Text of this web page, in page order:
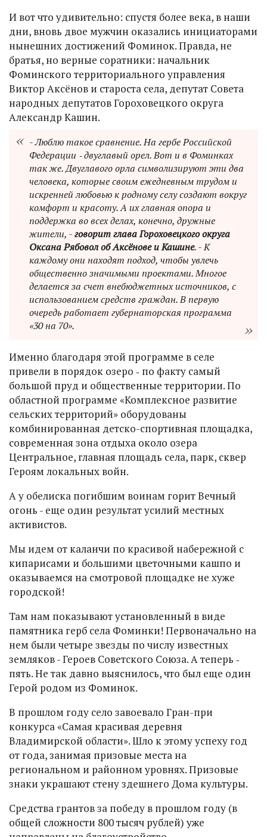
И вот что удивительно: спустя более века, в наши
дни, вновь двое мужчин оказались инициаторами
нынешних достижений Фоминок. Правда, не
братья, но верные соратники: начальник
Фоминского территориального управления
Виктор Аксёнов и староста села, депутат Совета
народных депутатов Гороховецкого округа
Александр Кашин.
- Люблю такое сравнение. На гербе Российской
Федерации ‑ двуглавый орел. Вот и в Фоминках
так же. Двуглавого орла символизируют эти два
человека, которые своим ежедневным трудом и
искренней любовью к родному селу создают вокруг
комфорт и красоту. А их главная опора и
поддержка во всех делах, конечно, дружные
жители, -говорит глава Гороховецкого округа
Оксана Рябовол об Аксёнове и Кашине. - К
каждому они находят подход, чтобы увлечь
общественно значимыми проектами. Многое
делается за счет внебюджетных источников, с
использованием средств граждан. В первую
очередь работает губернаторская программа
«30 на 70».
Именно благодаря этой программе в селе
привели в порядок озеро ‑ по факту самый
большой пруд и общественные территории. По
областной программе «Комплексное развитие
сельских территорий» оборудованы
комбинированная детско-спортивная площадка,
современная зона отдыха около озера
Центральное, главная площадь села, парк, сквер
Героям локальных войн.
А у обелиска погибшим воинам горит Вечный
огонь - еще один результат усилий местных
активистов.
Мы идем от каланчи по красивой набережной с
кипарисами и большими цветочными кашпо и
оказываемся на смотровой площадке не хуже
городской!
Там нам показывают установленный в виде
памятника герб села Фоминки! Первоначально на
нем были четыре звезды по числу известных
земляков - Героев Советского Союза. А теперь ‑
пять. Не так давно выяснилось, что был еще один
Герой родом из Фоминок.
В прошлом году село завоевало Гран-при
конкурса «Самая красивая деревня
Владимирской области». Шло к этому успеху год
от года, занимая призовые места на
региональном и районном уровнях. Призовые
знаки украшают стену здешнего Дома культуры.
Средства грантов за победу в прошлом году (в
общей сложности 800 тысяч рублей) уже